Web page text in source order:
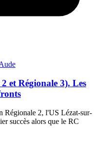
et Régionale 3). Les
Régionale 2, l'US Lézat-sur-
succès alors que le RC